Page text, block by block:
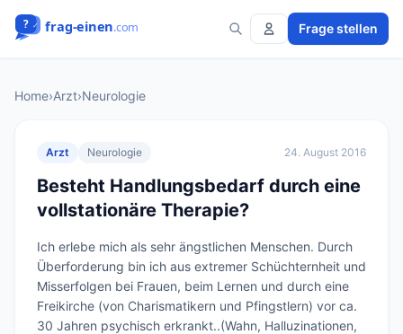
Frage stellen
Home›Arzt›Neurologie
Arzt Neurologie 24. August 2016
Besteht Handlungsbedarf durch eine
vollstationäre Therapie?
Ich erlebe mich als sehr ängstlichen Menschen. Durch
Überforderung bin ich aus extremer Schüchternheit und
Misserfolgen bei Frauen, beim Lernen und durch eine
Freikirche (von Charismatikern und Pfingstlern) vor ca.
30 Jahren psychisch erkrankt..(Wahn, Halluzinationen,